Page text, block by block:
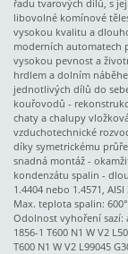
řadu tvarových dílů, s
libovolné komínové
vysokou kvalitu a
moderních automatech
vysokou pevnost a
hrdlem a dolním
jednotlivých dílů do
kouřovodů -
chaty a chalupy
vzduchotechnické
díky symetrickému
snadná montáž -
kondenzátu spalin -
1.4404 nebo 1.4571,
Max. teplota spalin:
Odolnost vyhoření sazí:
1856-1 T600 N1 W V2
T600 N1 W V2 L99045